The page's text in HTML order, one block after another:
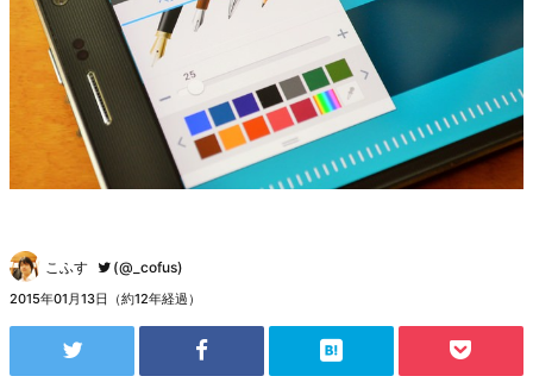
こふす (@_cofus)
2015年01月13日（約12年経過）